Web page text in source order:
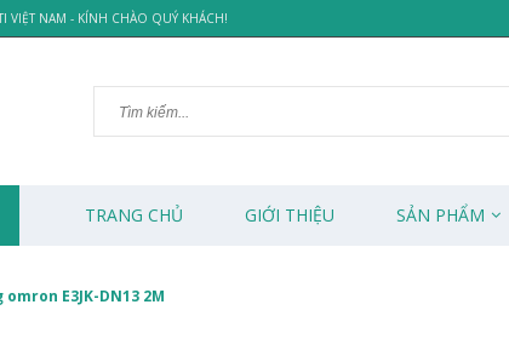
VIỆT NAM - KÍNH CHÀO QUÝ KHÁCH!
TRANG CHỦ GIỚI THIỆU SẢN PHẨM
E3JK-DN13 2M